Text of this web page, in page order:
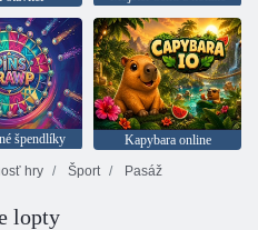
špendlíky
Kapybara online
hry Šport Pasáž
lopty